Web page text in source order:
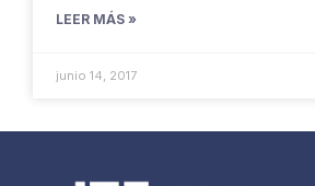
LEER MÁS »
junio 14, 2017